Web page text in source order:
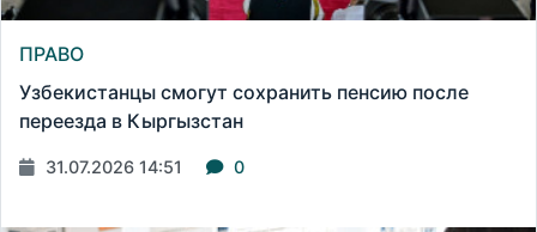
ПРАВО
Узбекистанцы смогут сохранить пенсию после
переезда в Кыргызстан
31.07.2026 14:51 0